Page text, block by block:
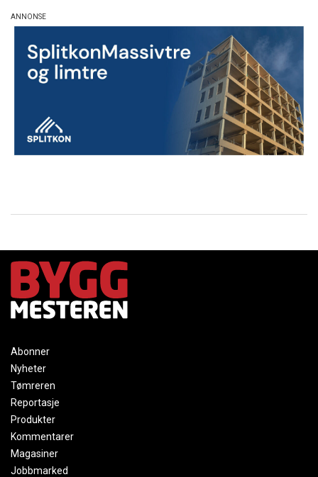
Abonner
Nyheter
Tømreren
Reportasje
Produkter
Kommentarer
Magasiner
Jobbmarked